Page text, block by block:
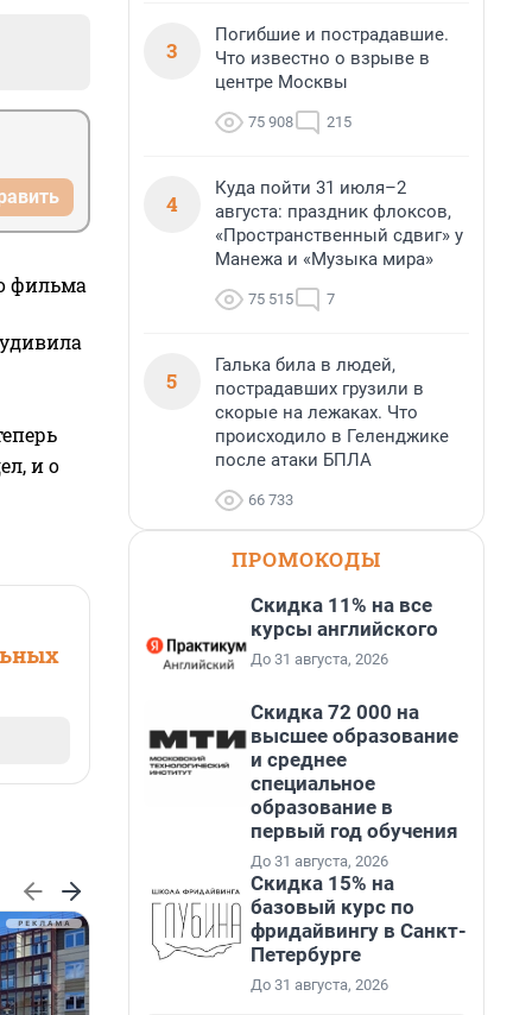
фильма
и о
3
Погибшие и пострадавшие.
Что известно о взрыве в
центре Москвы
75 908 215
4
Куда пойти 31 июля–2
августа: праздник флоксов,
«Пространственный сдвиг» у
Манежа и «Музыка мира»
75 515 7
5
Галька била в людей,
пострадавших грузили в
скорые на лежаках. Что
происходило в Геленджике
после атаки БПЛА
66 733
ПРОМОКОДЫ
Скидка 11% на все
курсы английского
До 31 августа, 2026
Скидка 72 000 на
высшее образование
и среднее
специальное
образование в
первый год обучения
До 31 августа, 2026
Скидка 15% на
базовый курс по
фридайвингу в Санкт-
Петербурге
До 31 августа, 2026